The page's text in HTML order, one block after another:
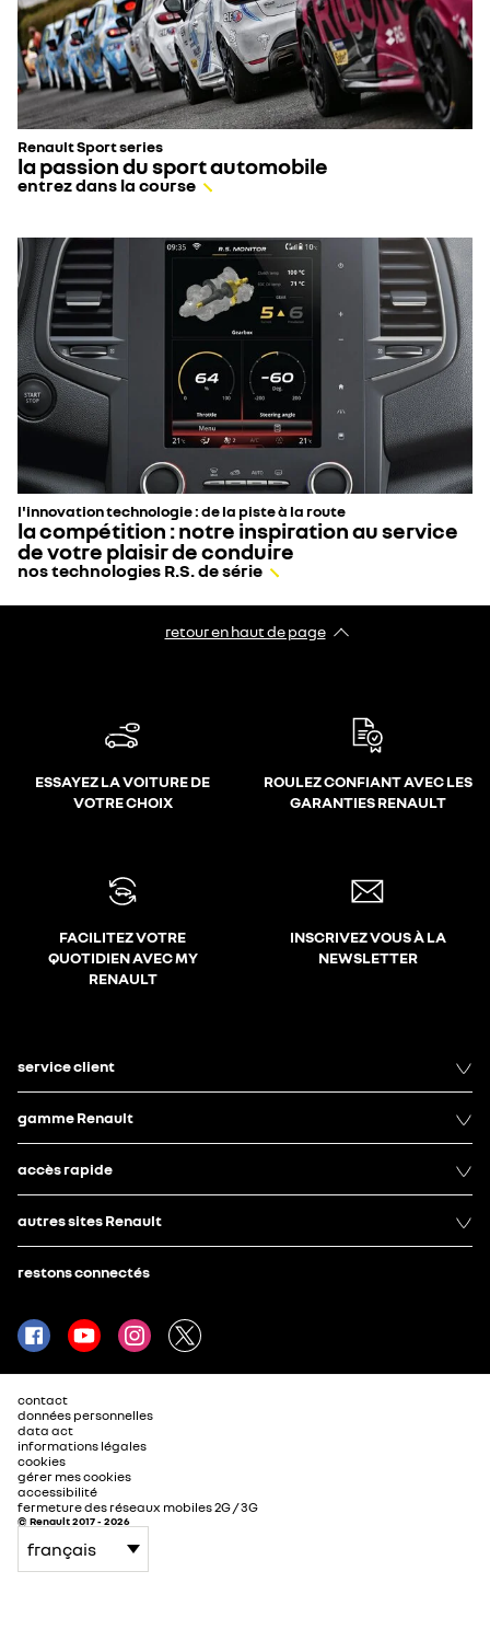
Renault Sport series
la passion du sport automobile
entrez dans la course
l'innovation technologie : de la piste à la route
la compétition : notre inspiration au service
de votre plaisir de conduire
nos technologies R.S. de série
retour en haut de page​
ESSAYEZ LA VOITURE DE
VOTRE CHOIX
ROULEZ CONFIANT AVEC LES
GARANTIES RENAULT
FACILITEZ VOTRE
QUOTIDIEN AVEC MY
RENAULT
INSCRIVEZ VOUS À LA
NEWSLETTER
service client
gamme Renault
accès rapide
autres sites Renault
restons connectés
contact
données personnelles
data act
informations légales
cookies
gérer mes cookies
accessibilité
fermeture des réseaux mobiles 2G / 3G
© Renault 2017 - 2026